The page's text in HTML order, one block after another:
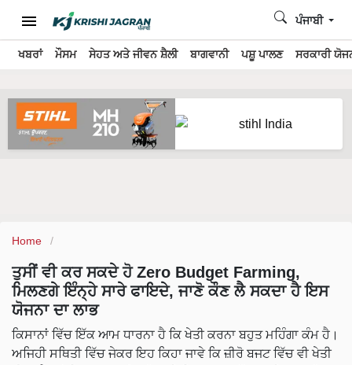
ਖਬਰਾਂ ਮੌਸਮ ਸੇਹਤ ਅਤੇ ਜੀਵਨ ਸ਼ੈਲੀ ਬਾਗਵਾਨੀ ਪਸ਼ੂ ਪਾਲਣ ਸਰਕਾਰੀ
ਪੰਜਾਬੀ
Home
ਤੁਸੀਂ ਵੀ ਕਰ ਸਕਦੇ ਹੋ Zero Budget Farming,
ਮਿਲਣਗੇ ਇੰਨ੍ਹੇ ਸਾਰੇ ਫਾਇਦੇ, ਜਾਣੋ ਕੌਣ ਲੈ ਸਕਦਾ ਹੈ ਇਸ
ਯੋਜਨਾ ਦਾ ਲਾਭ
ਕਿਸਾਨਾਂ ਵਿੱਚ ਇੱਕ ਆਮ ਧਾਰਨਾ ਹੈ ਕਿ ਖੇਤੀ ਕਰਨਾ ਬਹੁਤ ਮਹਿੰਗਾ ਕੰਮ ਹੈ।
ਅਜਿਹੀ ਸਥਿਤੀ ਵਿੱਚ ਜੇਕਰ ਇਹ ਕਿਹਾ ਜਾਵੇ ਕਿ ਜ਼ੀਰੋ ਬਜਟ ਵਿੱਚ ਵੀ ਖੇਤੀ